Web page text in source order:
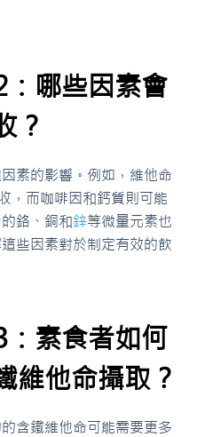
哪些因素會
？
素的影響。例如，維他命
，而咖啡因和鈣質則可能
鉻、銅和鋅等微量元素也
些因素對於制定有效的飲
素食者如何
維他命攝取？
含鐵維他命可能需要更多